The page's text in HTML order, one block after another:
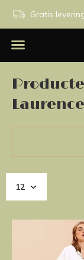
Gratis